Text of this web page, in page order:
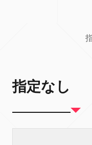
指定なし